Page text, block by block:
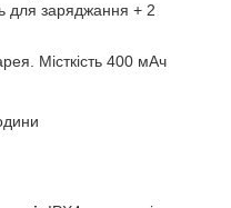
для заряджання + 2
Місткість 400 мАч